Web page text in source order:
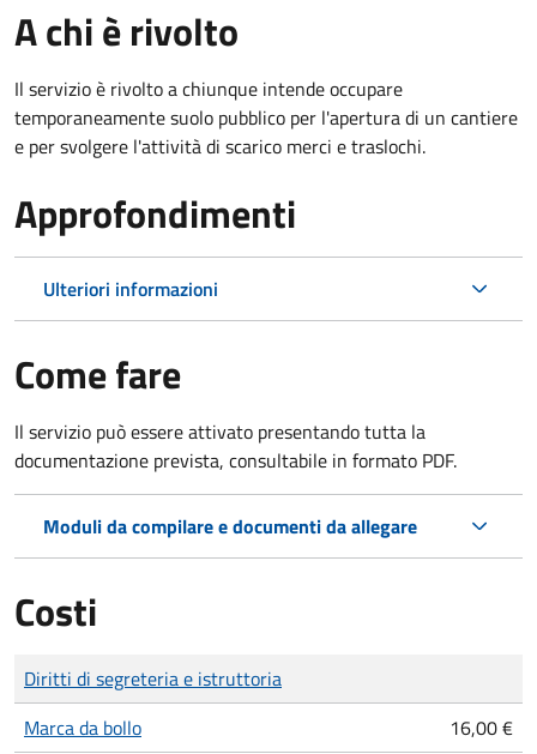
A chi è rivolto
Il servizio è rivolto a chiunque intende occupare
temporaneamente suolo pubblico per l'apertura di un cantiere
e per svolgere l'attività di scarico merci e traslochi.
Approfondimenti
Ulteriori informazioni
Come fare
Il servizio può essere attivato presentando tutta la
documentazione prevista, consultabile in formato PDF.
Moduli da compilare e documenti da allegare
Costi
Tipo di pagamento
Importo
Diritti di segreteria e istruttoria
Marca da bollo
16,00 €